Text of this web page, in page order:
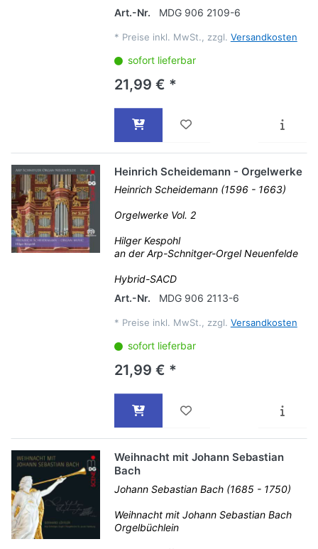
Art.-Nr.
MDG 906 2109-6
* Preise inkl. MwSt., zzgl. Versandkosten
sofort lieferbar
21,99 € *
Heinrich Scheidemann - Orgelwerke
Heinrich Scheidemann (1596 - 1663)
Orgelwerke Vol. 2
Hilger Kespohl
an der Arp-Schnitger-Orgel Neuenfelde
Hybrid-SACD
Art.-Nr.
MDG 906 2113-6
* Preise inkl. MwSt., zzgl. Versandkosten
sofort lieferbar
21,99 € *
Weihnacht mit Johann Sebastian
Bach
Johann Sebastian Bach (1685 - 1750)
Weihnacht mit Johann Sebastian Bach
Orgelbüchlein